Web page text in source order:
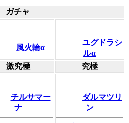
ガチャ
風火輪α
ユグドラシ
ルα
激究極 究極
チルサマー
ナ
ダルマツリ
ン